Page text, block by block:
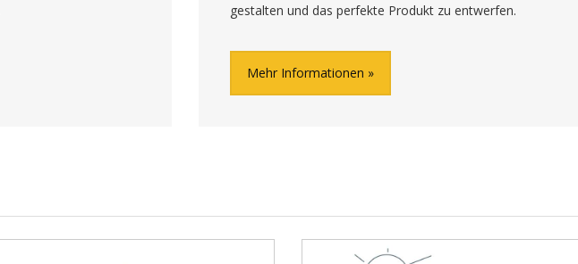
gestalten und das perfekte Produkt zu entwerfen.
Mehr Informationen